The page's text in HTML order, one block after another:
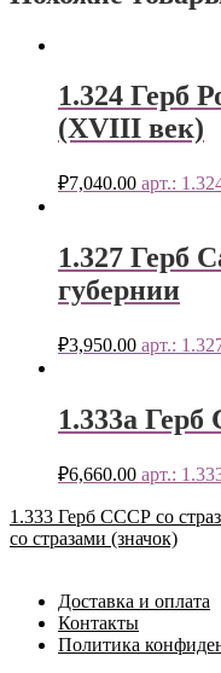
1.324 Герб
(ХVIII век)
₽7,040.00 арт.:
1.327 Герб
губернии
₽3,950.00 арт.:
1.333а
₽6,660.00 арт.:
1.333 Герб СССР со
со стразами (значок)
Доставка и оплата
Контакты
Политика